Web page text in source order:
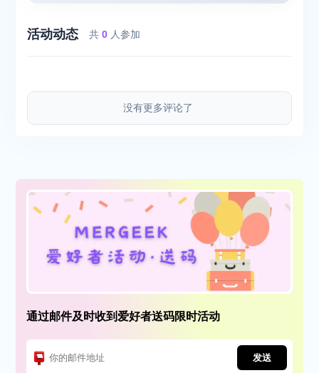
活动动态 共0 人参加
没有更多评论了
通过邮件及时收到爱好者送码限时活动
发送